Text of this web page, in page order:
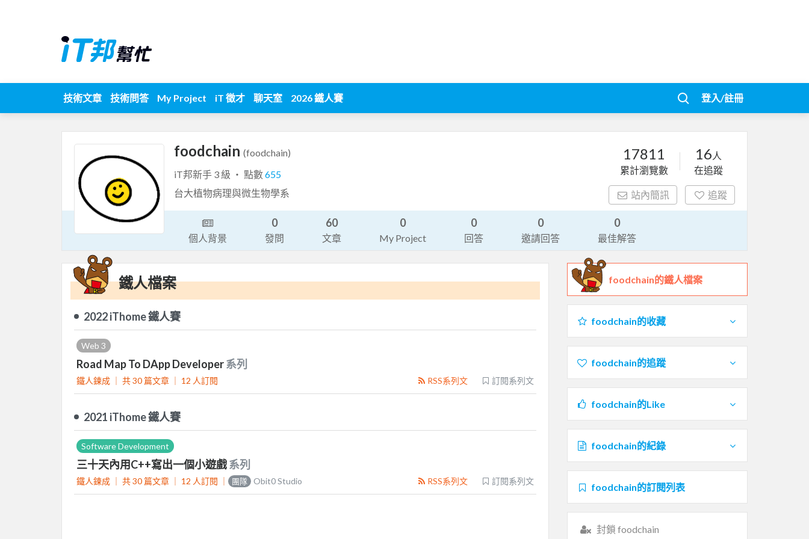
技術文章 技術問答 My Project iT 徵才 聊天室 2026 鐵人賽 登入/註冊
foodchain (foodchain)
iT邦新手 3 級 ‧ 點數655
台大植物病理與微生物學系
17811
累計瀏覽數
16 人
在追蹤
站內簡訊 追蹤
個人背景
0
發問
60
文章
0
My Project
0
回答
0
邀請回答
0
最佳解答
鐵人檔案
2022 iThome 鐵人賽
Web 3
Road Map To DApp Developer系列
鐵人鍊成 ｜ 共 30 篇文章 ｜ 12 人訂閱 訂閱系列文
RSS系列文
2021 iThome 鐵人賽
Software Development
三十天內用C++寫出一個小遊戲系列
鐵人鍊成 ｜ 共 30 篇文章 ｜ 12 人訂閱 訂閱系列文
RSS系列文
團隊 Obit0 Studio
foodchain的鐵人檔案
foodchain的收藏
foodchain的追蹤
foodchain的Like
foodchain的紀錄
foodchain的訂閱列表
封鎖 foodchain